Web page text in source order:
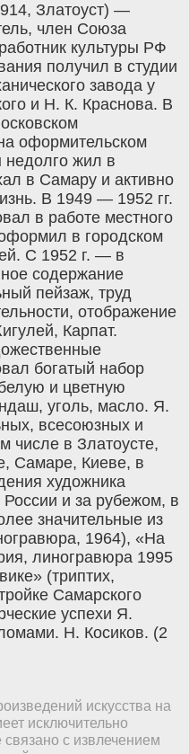
Златоуст) —
член Союза
культуры РФ
получил в студии
завода у
и Н. К. Краснова. В
оформительском
недолго жил в
в Самару и активно
В 1949 — 1952 гг.
в работе местного
в городском
С 1952 г. — в
содержание
пейзаж, труд
отображение
Карпат.
богатый набор
и цветную
уголь, масло. Я.
всесоюзных и
числе в Златоусте,
Самаре, Киеве, в
художника
России и за рубежом, в
значительные из
1964), «На
линогравюра 1995
(триптих,
Самарского
успехи Я.
Н. Косиков. (2
искусства на
исключительно
с извлечением